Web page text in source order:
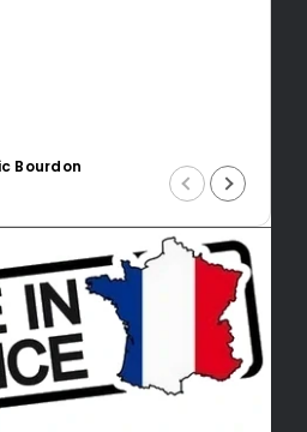
Intragest Etude
il y a 5 mois